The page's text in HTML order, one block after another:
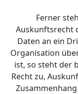
Ferner
Auskunftsrecht
Daten an ein
Organisation
ist, so steht der
Recht zu,